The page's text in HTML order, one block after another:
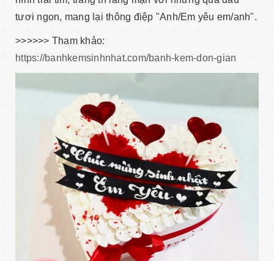
tươi ngon, mang lại thông điệp "Anh/Em yêu em/anh".
>>>>>> Tham khảo:
https://banhkemsinhnhat.com/banh-kem-don-gian